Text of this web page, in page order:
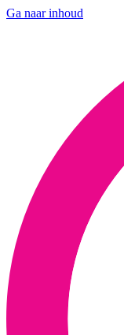
Ga naar inhoud